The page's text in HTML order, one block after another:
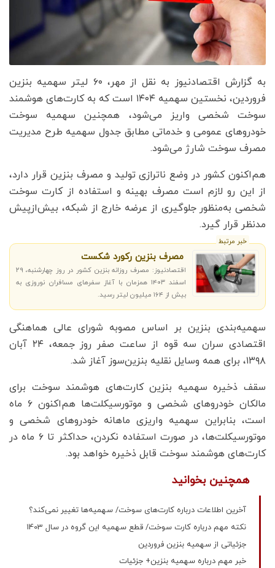
به گزارش اقتصادنیوز به نقل از مهر، ۶۰ لیتر سهمیه بنزین
فروردین، نخستین سهمیه ۱۴۰۴ است که به کارت‌های هوشمند
سوخت شخصی واریز می‌شود، همچنین سهمیه سوخت
خودروهای عمومی و خدماتی مطابق جدول سهمیه طرح مدیریت
مصرف سوخت شارژ می‌شود.
هم‌اکنون کشور در وضع ناترازی تولید و مصرف بنزین قرار دارد،
از این رو لازم است مصرف بهینه و استفاده از کارت سوخت
شخصی به‌منظور جلوگیری از عرضه خارج از شبکه، بیش‌ازپیش
مدنظر قرار گیرد.
خبر مرتبط
مصرف بنزین رکورد شکست
اقتصادنیوز: مصرف روزانه بنزین کشور در روز چهارشنبه، ۲۹
اسفند ۱۴۰۳ همزمان با آغاز سفرهای مسافران نوروزی به
بیش از ۱۶۴ میلیون لیتر رسید.
سهمیه‌بندی بنزین بر اساس مصوبه شورای عالی هماهنگی
اقتصادی سران سه قوه از ساعت صفر روز جمعه، ۲۴ آبان
۱۳۹۸، برای همه وسایل نقلیه بنزین‌سوز آغاز شد.
سقف ذخیره سهمیه بنزین کارت‌های هوشمند سوخت برای
مالکان خودروهای شخصی و موتورسیکلت‌ها هم‌اکنون ۶ ماه
است، بنابراین سهمیه واریزی ماهانه خودروهای شخصی و
موتورسیکلت‌ها، در صورت استفاده نکردن، حداکثر تا ۶ ماه در
کارت‌های هوشمند سوخت قابل ذخیره خواهد بود.
همچنین بخوانید
آخرین اطلاعات درباره کارت‌های سوخت/ سهمیه‌ها تغییر نمی‌کند؟
نکته مهم درباره کارت سوخت/ قطع سهمیه این گروه در سال 1403
جزئیاتی از سهمیه بنزین فروردین
خبر مهم درباره سهمیه بنزین+ جزئیات